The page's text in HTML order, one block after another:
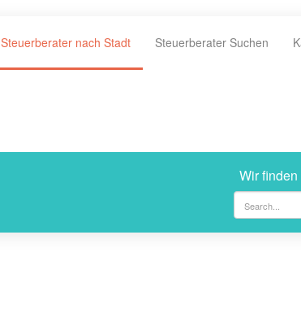
Steuerberater nach Stadt Steuerberater Suchen
Wir